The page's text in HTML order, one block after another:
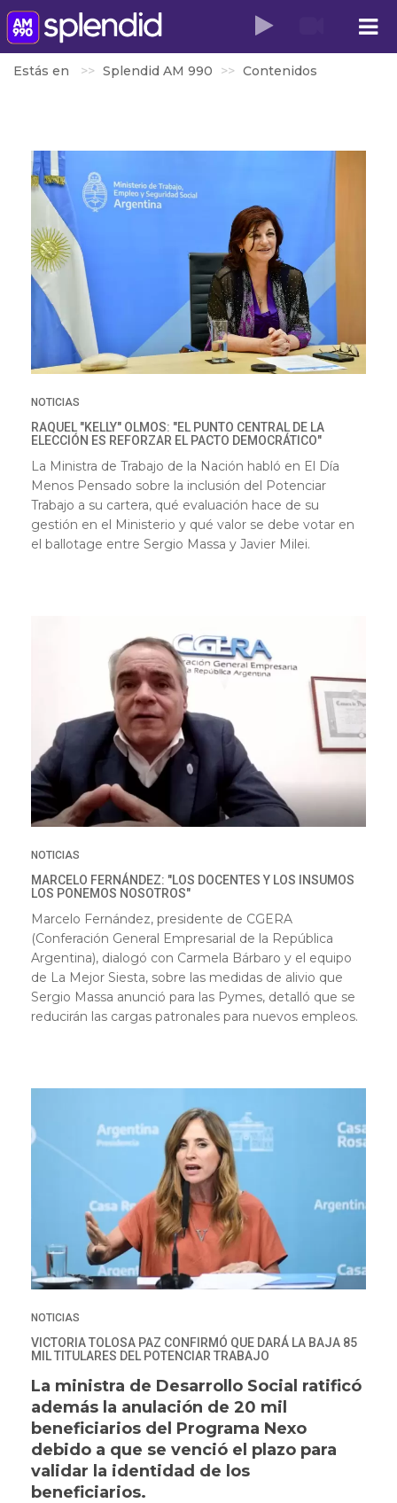
Estás en Splendid AM 990 Contenidos
NOTICIAS
RAQUEL "KELLY" OLMOS: "EL PUNTO CENTRAL DE LA
ELECCIÓN ES REFORZAR EL PACTO DEMOCRÁTICO"
La Ministra de Trabajo de la Nación habló en El Día
Menos Pensado sobre la inclusión del Potenciar
Trabajo a su cartera, qué evaluación hace de su
gestión en el Ministerio y qué valor se debe votar en
el ballotage entre Sergio Massa y Javier Milei.
NOTICIAS
MARCELO FERNÁNDEZ: "LOS DOCENTES Y LOS INSUMOS
LOS PONEMOS NOSOTROS"
Marcelo Fernández, presidente de CGERA
(Conferación General Empresarial de la República
Argentina), dialogó con Carmela Bárbaro y el equipo
de La Mejor Siesta, sobre las medidas de alivio que
Sergio Massa anunció para las Pymes, detalló que se
reducirán las cargas patronales para nuevos empleos.
NOTICIAS
VICTORIA TOLOSA PAZ CONFIRMÓ QUE DARÁ LA BAJA 85
MIL TITULARES DEL POTENCIAR TRABAJO
La ministra de Desarrollo Social ratificó
además la anulación de 20 mil
beneficiarios del Programa Nexo
debido a que se venció el plazo para
validar la identidad de los
beneficiarios.